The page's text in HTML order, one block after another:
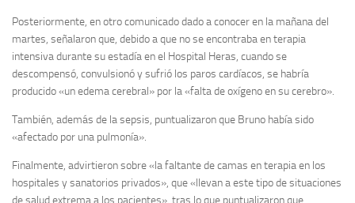
Posteriormente, en otro comunicado dado a conocer en la mañana del
martes, señalaron que, debido a que no se encontraba en terapia
intensiva durante su estadía en el Hospital Heras, cuando se
descompensó, convulsionó y sufrió los paros cardíacos, se habría
producido «un edema cerebral» por la «falta de oxígeno en su cerebro».
También, además de la sepsis, puntualizaron que Bruno había sido
«afectado por una pulmonía».
Finalmente, advirtieron sobre «la faltante de camas en terapia en los
hospitales y sanatorios privados», que «llevan a este tipo de situaciones
de salud extrema a los pacientes», tras lo que puntualizaron que